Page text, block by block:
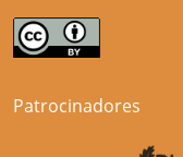
Patrocinadores